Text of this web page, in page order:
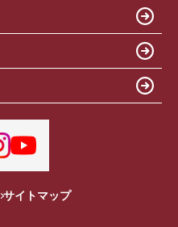
サイトマップ